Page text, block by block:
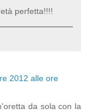
perfetta!!!!
2012 alle ore
da sola con la